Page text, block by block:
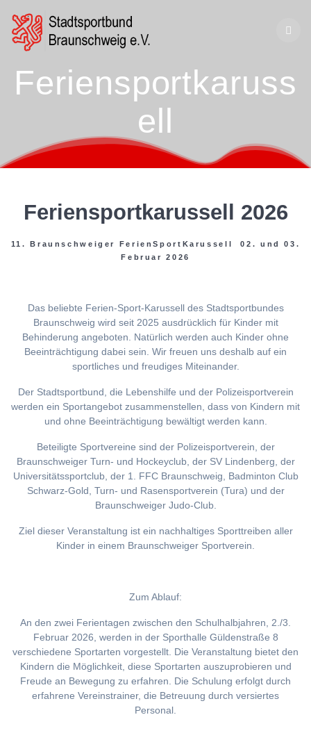
Feriensportkaruss
ell
Feriensportkarussell 2026
11. Braunschweiger FerienSportKarussell 02. und 03.
Februar 2026
Das beliebte Ferien-Sport-Karussell des Stadtsportbundes
Braunschweig wird seit 2025 ausdrücklich für Kinder mit
Behinderung angeboten. Natürlich werden auch Kinder ohne
Beeinträchtigung dabei sein. Wir freuen uns deshalb auf ein
sportliches und freudiges Miteinander.
Der Stadtsportbund, die Lebenshilfe und der Polizeisportverein
werden ein Sportangebot zusammenstellen, dass von Kindern mit
und ohne Beeinträchtigung bewältigt werden kann.
Beteiligte Sportvereine sind der Polizeisportverein, der
Braunschweiger Turn- und Hockeyclub, der SV Lindenberg, der
Universitätssportclub, der 1. FFC Braunschweig, Badminton Club
Schwarz-Gold, Turn- und Rasensportverein (Tura) und der
Braunschweiger Judo-Club.
Ziel dieser Veranstaltung ist ein nachhaltiges Sporttreiben aller
Kinder in einem Braunschweiger Sportverein.
Zum Ablauf:
An den zwei Ferientagen zwischen den Schulhalbjahren, 2./3.
Februar 2026, werden in der Sporthalle Güldenstraße 8
verschiedene Sportarten vorgestellt. Die Veranstaltung bietet den
Kindern die Möglichkeit, diese Sportarten auszuprobieren und
Freude an Bewegung zu erfahren. Die Schulung erfolgt durch
erfahrene Vereinstrainer, die Betreuung durch versiertes
Personal.